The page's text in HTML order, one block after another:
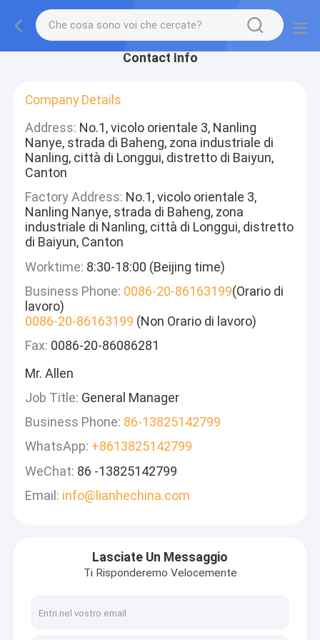
Contact Info
Company Details
Address: No.1, vicolo orientale 3, Nanling
Nanye, strada di Baheng, zona industriale di
Nanling, città di Longgui, distretto di Baiyun,
Canton
Factory Address: No.1, vicolo orientale 3,
Nanling Nanye, strada di Baheng, zona
industriale di Nanling, città di Longgui, distretto
di Baiyun, Canton
Worktime: 8:30-18:00 (Beijing time)
Business Phone: 0086-20-86163199(Orario di
lavoro)
0086-20-86163199 (Non Orario di lavoro)
Fax: 0086-20-86086281
Mr. Allen
Job Title: General Manager
Business Phone: 86-13825142799
WhatsApp: +8613825142799
WeChat: 86 -13825142799
Email: info@lianhechina.com
Lasciate Un Messaggio
Ti Risponderemo Velocemente